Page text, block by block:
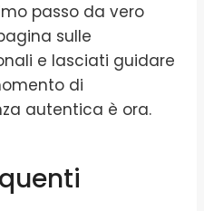
passo da vero
sulle
e lasciati guidare
di
autentica è ora.